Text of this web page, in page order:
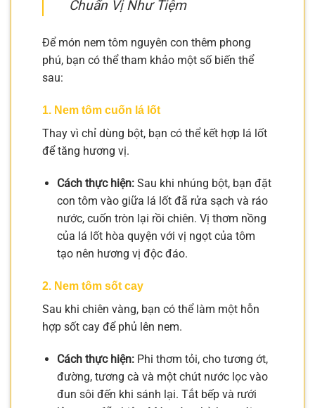
Chuẩn Vị Như Tiệm
Để món nem tôm nguyên con thêm phong
phú, bạn có thể tham khảo một số biến thể
sau:
1. Nem tôm cuốn lá lốt
Thay vì chỉ dùng bột, bạn có thể kết hợp lá lốt
để tăng hương vị.
Cách thực hiện:Sau khi nhúng bột, bạn đặt
con tôm vào giữa lá lốt đã rửa sạch và ráo
nước, cuốn tròn lại rồi chiên. Vị thơm nồng
của lá lốt hòa quyện với vị ngọt của tôm
tạo nên hương vị độc đáo.
2. Nem tôm sốt cay
Sau khi chiên vàng, bạn có thể làm một hỗn
hợp sốt cay để phủ lên nem.
Cách thực hiện:Phi thơm tỏi, cho tương ớt,
đường, tương cà và một chút nước lọc vào
đun sôi đến khi sánh lại. Tắt bếp và rưới